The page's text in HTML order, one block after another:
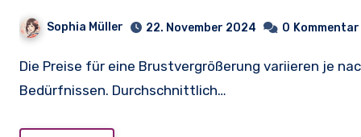
Sophia Müller 22. November 2024 0 Kommentar
Die Preise für eine Brustvergrößerung variieren je nach Methode, medizinischem Zentrum und individuellen
Bedürfnissen. Durchschnittlich…